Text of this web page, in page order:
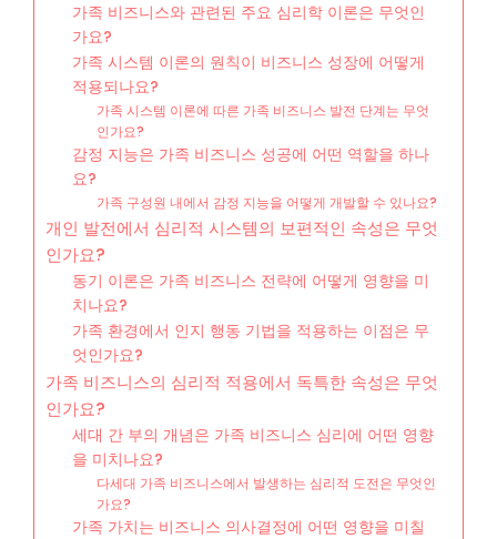
가족 비즈니스와 관련된 주요 심리학 이론은 무엇인
가요?
가족 시스템 이론의 원칙이 비즈니스 성장에 어떻게
적용되나요?
가족 시스템 이론에 따른 가족 비즈니스 발전 단계는 무엇
인가요?
감정 지능은 가족 비즈니스 성공에 어떤 역할을 하나
요?
가족 구성원 내에서 감정 지능을 어떻게 개발할 수 있나요?
개인 발전에서 심리적 시스템의 보편적인 속성은 무엇
인가요?
동기 이론은 가족 비즈니스 전략에 어떻게 영향을 미
치나요?
가족 환경에서 인지 행동 기법을 적용하는 이점은 무
엇인가요?
가족 비즈니스의 심리적 적용에서 독특한 속성은 무엇
인가요?
세대 간 부의 개념은 가족 비즈니스 심리에 어떤 영향
을 미치나요?
다세대 가족 비즈니스에서 발생하는 심리적 도전은 무엇인
가요?
가족 가치는 비즈니스 의사결정에 어떤 영향을 미칠